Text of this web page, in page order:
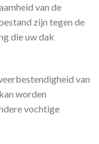
van de
zijn tegen de
die uw dak
van
worden
vochtige